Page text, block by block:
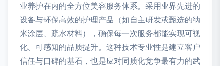
业养护在内的全方位美容服务体系。采用业界先进的
设备与环保高效的护理产品（如自主研发或甄选的纳
米涂层、疏水材料），确保每一次服务都能实现可视
化、可感知的品质提升。这种技术专业性是建立客户
信任与口碑的基石，也是应对同质化竞争最有力的武